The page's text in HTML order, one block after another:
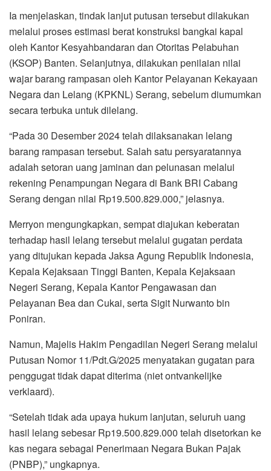
Ia menjelaskan, tindak lanjut putusan tersebut dilakukan
melalui proses estimasi berat konstruksi bangkai kapal
oleh Kantor Kesyahbandaran dan Otoritas Pelabuhan
(KSOP) Banten. Selanjutnya, dilakukan penilaian nilai
wajar barang rampasan oleh Kantor Pelayanan Kekayaan
Negara dan Lelang (KPKNL) Serang, sebelum diumumkan
secara terbuka untuk dilelang.
“Pada 30 Desember 2024 telah dilaksanakan lelang
barang rampasan tersebut. Salah satu persyaratannya
adalah setoran uang jaminan dan pelunasan melalui
rekening Penampungan Negara di Bank BRI Cabang
Serang dengan nilai Rp19.500.829.000,” jelasnya.
Merryon mengungkapkan, sempat diajukan keberatan
terhadap hasil lelang tersebut melalui gugatan perdata
yang ditujukan kepada Jaksa Agung Republik Indonesia,
Kepala Kejaksaan Tinggi Banten, Kepala Kejaksaan
Negeri Serang, Kepala Kantor Pengawasan dan
Pelayanan Bea dan Cukai, serta Sigit Nurwanto bin
Poniran.
Namun, Majelis Hakim Pengadilan Negeri Serang melalui
Putusan Nomor 11/Pdt.G/2025 menyatakan gugatan para
penggugat tidak dapat diterima (niet ontvankelijke
verklaard).
“Setelah tidak ada upaya hukum lanjutan, seluruh uang
hasil lelang sebesar Rp19.500.829.000 telah disetorkan ke
kas negara sebagai Penerimaan Negara Bukan Pajak
(PNBP),” ungkapnya.